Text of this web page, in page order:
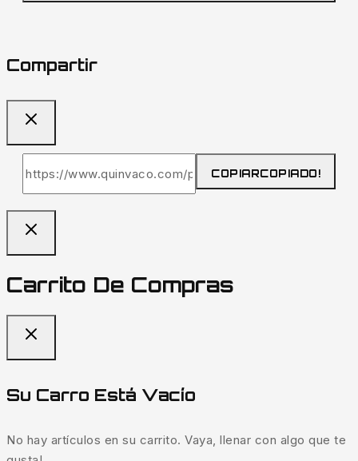
Compartir
COPIARCOPIADO!
Carrito De Compras
Su Carro Está Vacío
No hay artículos en su carrito. Vaya, llenar con algo que te